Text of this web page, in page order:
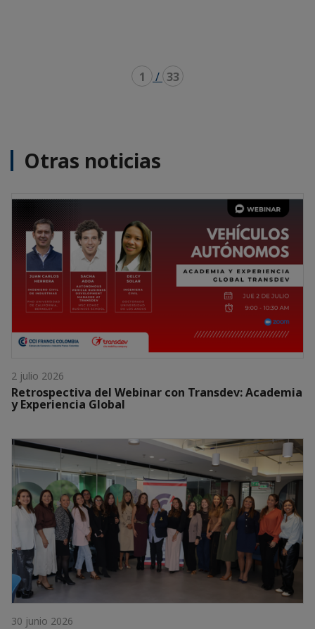
1 / 33
Otras noticias
2 julio 2026
Retrospectiva del Webinar con Transdev: Academia
y Experiencia Global
30 junio 2026